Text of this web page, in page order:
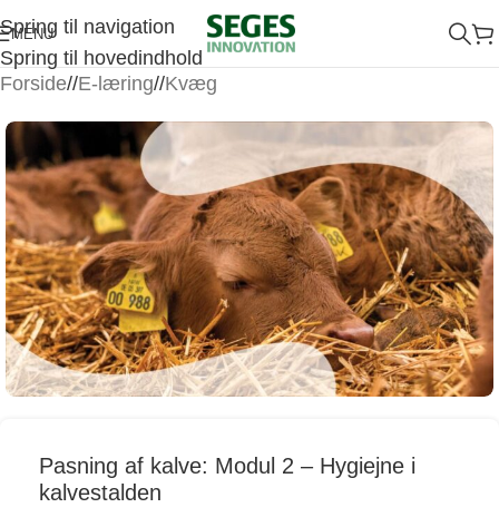
Spring til navigation
Spring til hovedindhold
MENU
Forside/ E-læring/ Kvæg
Pasning af kalve: Modul 2 – Hygiejne i
kalvestalden